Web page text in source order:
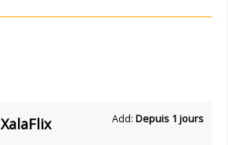
XalaFlix Add: Depuis 1 jours